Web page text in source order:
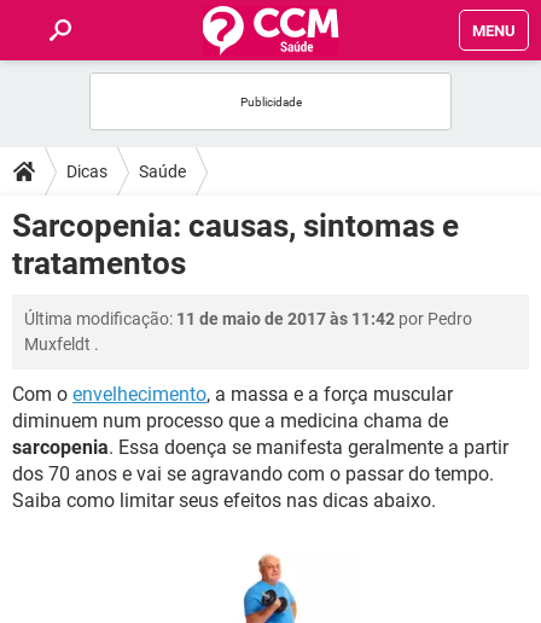
MENU
FÓRUM
SAÚDE
FAMÍLIA
NUTRIÇÃO
BEM-ESTAR
SEXUALIDADE
Dicas Saúde
Sarcopenia: causas, sintomas e
tratamentos
Última modificação: 11 de maio de 2017 às 11:42 por Pedro
Muxfeldt .
Com o envelhecimento, a massa e a força muscular
diminuem num processo que a medicina chama de
sarcopenia. Essa doença se manifesta geralmente a partir
dos 70 anos e vai se agravando com o passar do tempo.
Saiba como limitar seus efeitos nas dicas abaixo.